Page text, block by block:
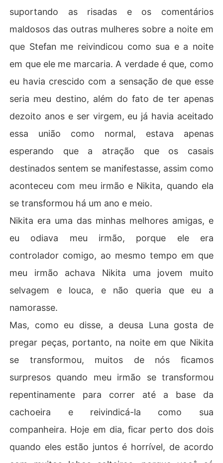
suportando as risadas e os comentários
maldosos das outras mulheres sobre a noite em
que Stefan me reivindicou como sua e a noite
em que ele me marcaria. A verdade é que, como
eu havia crescido com a sensação de que esse
seria meu destino, além do fato de ter apenas
dezoito anos e ser virgem, eu já havia aceitado
essa união como normal, estava apenas
esperando que a atração que os casais
destinados sentem se manifestasse, assim como
aconteceu com meu irmão e Nikita, quando ela
se transformou há um ano e meio.
Nikita era uma das minhas melhores amigas, e
eu odiava meu irmão, porque ele era
controlador comigo, ao mesmo tempo em que
meu irmão achava Nikita uma jovem muito
selvagem e louca, e não queria que eu a
namorasse.
Mas, como eu disse, a deusa Luna gosta de
pregar peças, portanto, na noite em que Nikita
se transformou, muitos de nós ficamos
surpresos quando meu irmão se transformou
repentinamente para correr até a base da
cachoeira e reivindicá-la como sua
companheira. Hoje em dia, ficar perto dos dois
quando eles estão juntos é horrível, de acordo